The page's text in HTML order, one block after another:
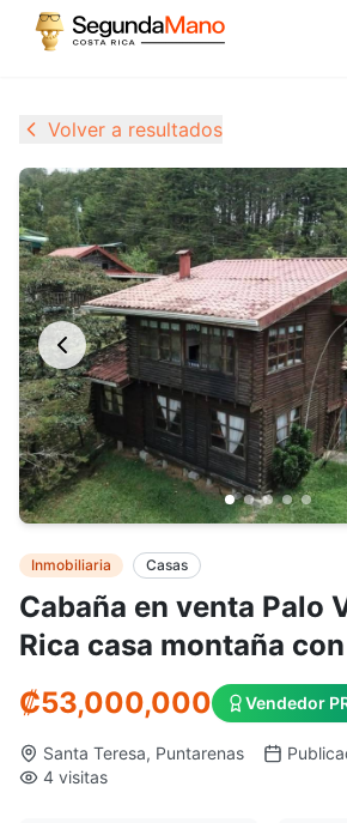
Volver a resultados
Cabaña en venta Palo
Rica casa montaña
Inmobiliaria Casas
₡53,000,000 Vendedor
Santa Teresa, Puntarenas
4 visitas